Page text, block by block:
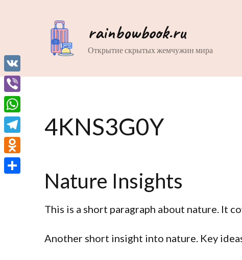
rainbowbook.ru
Открытие скрытых жемчужин мира
4KNS3G0Y
Nature Insights
This is a short paragraph about nature. It
Another short insight into nature. Key
VK
Viber
WhatsApp
Telegram
Odnoklassniki